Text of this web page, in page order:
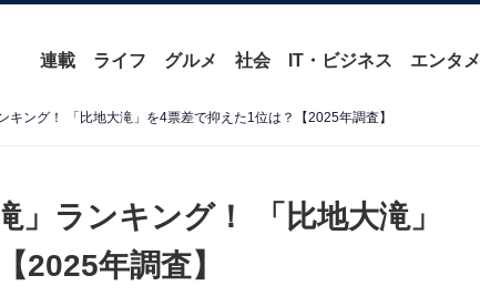
連載 ライフ グルメ 社会 IT・ビジネス エンタメ
キング！ 「比地大滝」を4票差で抑えた1位は？【2025年調査】
」ランキング！ 「比地大滝」
2025年調査】